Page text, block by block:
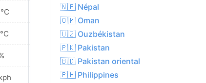
30.2°C
26.2°C
59%
24.1 kph
🇳🇵 Népal
🇴🇲 Oman
🇺🇿 Ouzbékistan
🇵🇰 Pakistan
🇧🇩 Pakistan oriental
🇵🇭 Philippines